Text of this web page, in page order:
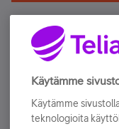
Älä jää paitsi
Tilaa Telian
sähköpostiisi.
Käytämme
Käytämme
teknologioita